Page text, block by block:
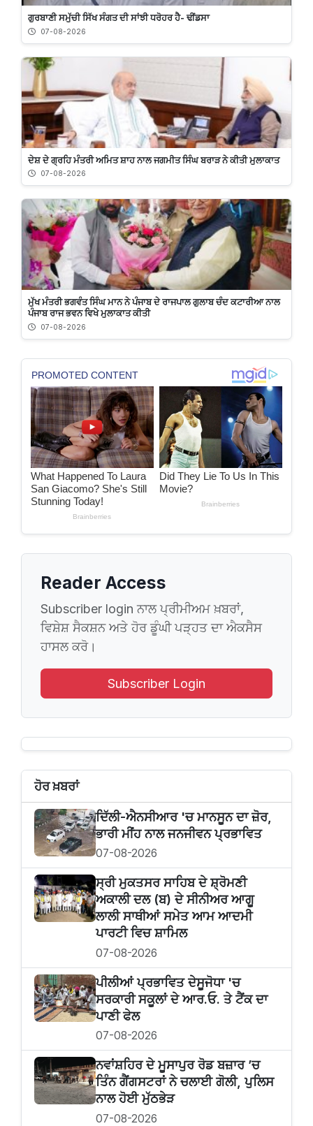
ਗੁਰਬਾਣੀ ਸਮੁੱਚੀ ਸਿੱਖ ਸੰਗਤ ਦੀ ਸਾਂਝੀ ਧਰੋਹਰ ਹੈ- ਢੀਂਡਸਾ
07-08-2026
ਦੇਸ਼ ਦੇ ਗ੍ਰਹਿ ਮੰਤਰੀ ਅਮਿਤ ਸ਼ਾਹ ਨਾਲ ਜਗਮੀਤ ਸਿੰਘ ਬਰਾੜ ਨੇ ਕੀਤੀ ਮੁਲਾਕਾਤ
07-08-2026
ਮੁੱਖ ਮੰਤਰੀ ਭਗਵੰਤ ਸਿੰਘ ਮਾਨ ਨੇ ਪੰਜਾਬ ਦੇ ਰਾਜਪਾਲ ਗੁਲਾਬ ਚੰਦ ਕਟਾਰੀਆ ਨਾਲ
ਪੰਜਾਬ ਰਾਜ ਭਵਨ ਵਿਖੇ ਮੁਲਾਕਾਤ ਕੀਤੀ
07-08-2026
Reader Access
Subscriber login ਨਾਲ ਪ੍ਰੀਮੀਅਮ ਖ਼ਬਰਾਂ,
ਵਿਸ਼ੇਸ਼ ਸੈਕਸ਼ਨ ਅਤੇ ਹੋਰ ਡੂੰਘੀ ਪੜ੍ਹਤ ਦਾ ਐਕਸੈਸ
ਹਾਸਲ ਕਰੋ।
Subscriber Login
ਹੋਰ ਖ਼ਬਰਾਂ
ਦਿੱਲੀ-ਐਨਸੀਆਰ 'ਚ ਮਾਨਸੂਨ ਦਾ ਜ਼ੋਰ,
ਭਾਰੀ ਮੀਂਹ ਨਾਲ ਜਨਜੀਵਨ ਪ੍ਰਭਾਵਿਤ
07-08-2026
ਸ੍ਰੀ ਮੁਕਤਸਰ ਸਾਹਿਬ ਦੇ ਸ਼੍ਰੋਮਣੀ
ਅਕਾਲੀ ਦਲ (ਬ) ਦੇ ਸੀਨੀਅਰ ਆਗੂ
ਲਾਲੀ ਸਾਥੀਆਂ ਸਮੇਤ ਆਮ ਆਦਮੀ
ਪਾਰਟੀ ਵਿਚ ਸ਼ਾਮਿਲ
07-08-2026
ਪੀਲੀਆਂ ਪ੍ਰਭਾਵਿਤ ਦੇਸੂਜੋਧਾ 'ਚ
ਸਰਕਾਰੀ ਸਕੂਲਾਂ ਦੇ ਆਰ.ਓ. ਤੇ ਟੈਂਕ ਦਾ
ਪਾਣੀ ਫੇਲ
07-08-2026
ਨਵਾਂਸ਼ਹਿਰ ਦੇ ਮੂਸਾਪੁਰ ਰੋਡ ਬਜ਼ਾਰ ’ਚ
ਤਿੰਨ ਗੈਂਗਸਟਰਾਂ ਨੇ ਚਲਾਈ ਗੋਲੀ, ਪੁਲਿਸ
ਨਾਲ ਹੋਈ ਮੁੱਠਭੇੜ
07-08-2026